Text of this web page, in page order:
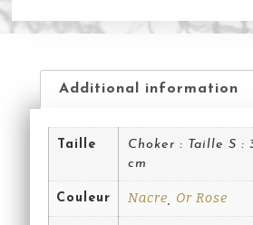
Additional information
Taille
Choker : Taille S :
cm
Couleur Nacre Or Rose